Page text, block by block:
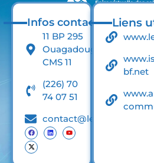
Infos contact
11 BP 295
Ouagadougou
CMS 11
(226) 70
74 07 51
contact@lefasodigital.net
Liens
bf.net